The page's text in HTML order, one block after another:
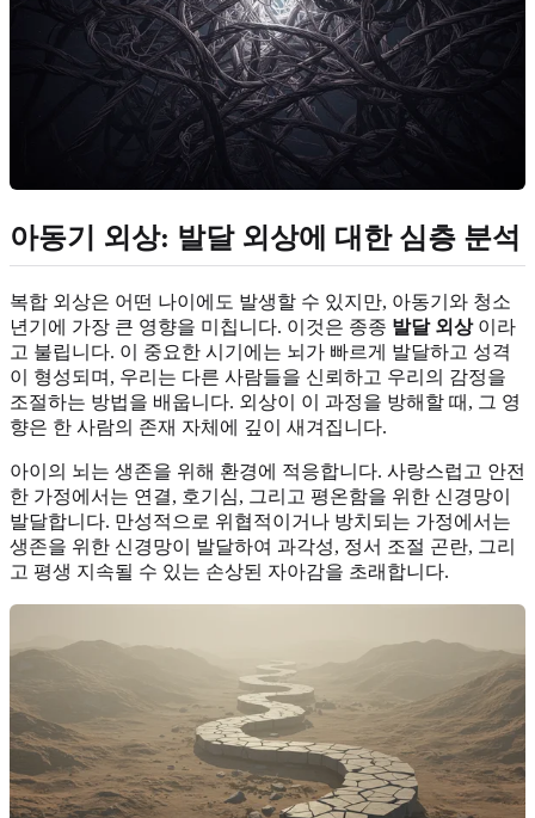
아동기 외상: 발달 외상에 대한 심층 분석
복합 외상은 어떤 나이에도 발생할 수 있지만, 아동기와 청소
년기에 가장 큰 영향을 미칩니다. 이것은 종종 발달 외상이라
고 불립니다. 이 중요한 시기에는 뇌가 빠르게 발달하고 성격
이 형성되며, 우리는 다른 사람들을 신뢰하고 우리의 감정을
조절하는 방법을 배웁니다. 외상이 이 과정을 방해할 때, 그 영
향은 한 사람의 존재 자체에 깊이 새겨집니다.
아이의 뇌는 생존을 위해 환경에 적응합니다. 사랑스럽고 안전
한 가정에서는 연결, 호기심, 그리고 평온함을 위한 신경망이
발달합니다. 만성적으로 위협적이거나 방치되는 가정에서는
생존을 위한 신경망이 발달하여 과각성, 정서 조절 곤란, 그리
고 평생 지속될 수 있는 손상된 자아감을 초래합니다.